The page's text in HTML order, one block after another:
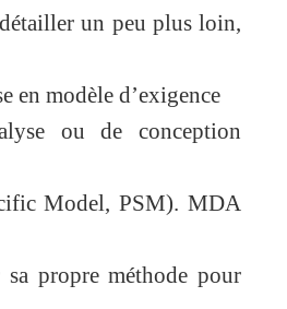
un peu plus loin,
en modèle d’exigence
ou de conception
Model, PSM). MDA
propre méthode pour